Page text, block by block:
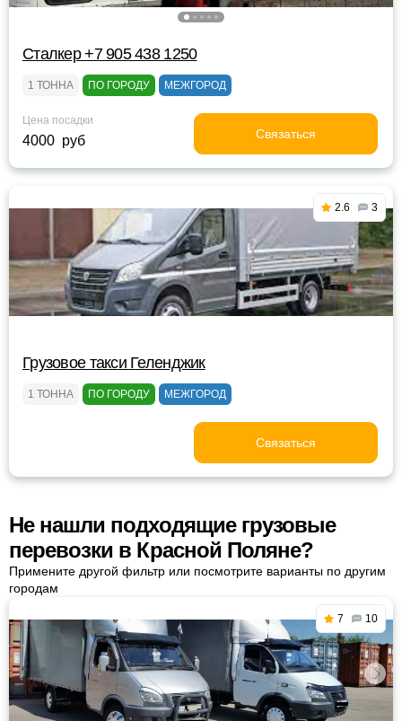
Сталкер +7 905 438 1250
1 ТОННА ПО ГОРОДУ МЕЖГОРОД
Цена посадки
4000 руб Связаться
2.6 3
Грузовое такси Геленджик
1 ТОННА ПО ГОРОДУ МЕЖГОРОД
Связаться
Не нашли подходящие грузовые
перевозки в Красной Поляне?
Примените другой фильтр или посмотрите варианты по другим
городам
7 10